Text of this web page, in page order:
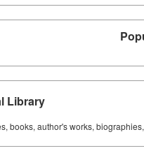
Library
books, author's works,